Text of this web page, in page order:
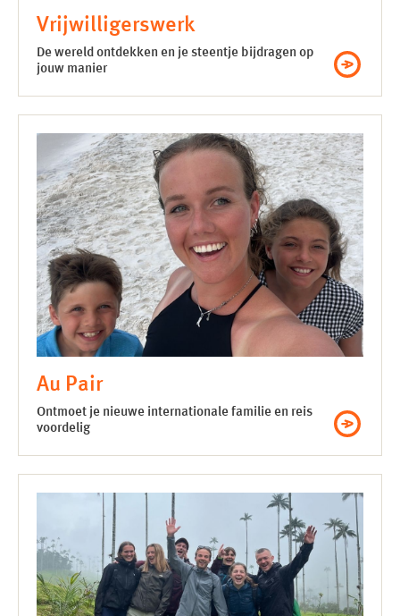
Vrijwilligers­werk
De wereld ontdekken en je steentje bijdragen op
jouw manier
Au Pair
Ontmoet je nieuwe internationale familie en reis
voordelig